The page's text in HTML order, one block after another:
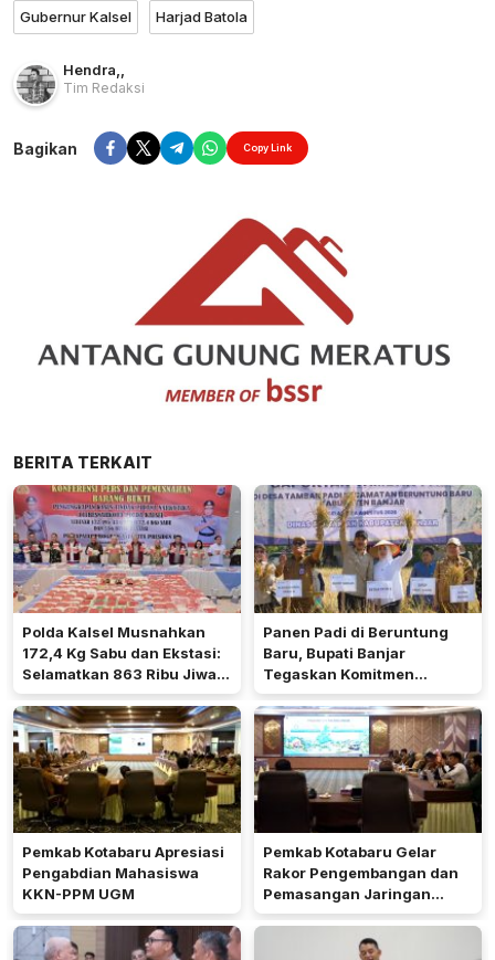
Gubernur Kalsel Harjad Batola
Hendra
Tim Redaksi
Bagikan Copy Link
BERITA TERKAIT
Polda Kalsel Musnahkan
172,4 Kg Sabu dan Ekstasi:
Selamatkan 863 Ribu Jiwa
dan Hemat Biaya Rehab Rp.
4,3 Triliun
Panen Padi di Beruntung
Baru, Bupati Banjar
Tegaskan Komitmen
Dukung Ketahanan Pangan
Pemkab Kotabaru Apresiasi
Pengabdian Mahasiswa
KKN-PPM UGM
Pemkab Kotabaru Gelar
Rakor Pengembangan dan
Pemasangan Jaringan
Listrik PLN